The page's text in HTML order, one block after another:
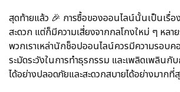
สุดท้ายแล้ว 🎉 การซื้อของออนไลน์นั้นเป็นเรื่อ
สะดวก แต่ก็มีความเสี่ยงจากกลโกงใหม่ ๆ หล
พวกเราเหล่านักช็อปออนไลน์ควรมีความรอบค
ระมัดระวังในการทำธุรกรรม และเพลิดเพลินกั
ได้อย่างปลอดภัยและสะดวกสบายได้อย่างมากที่